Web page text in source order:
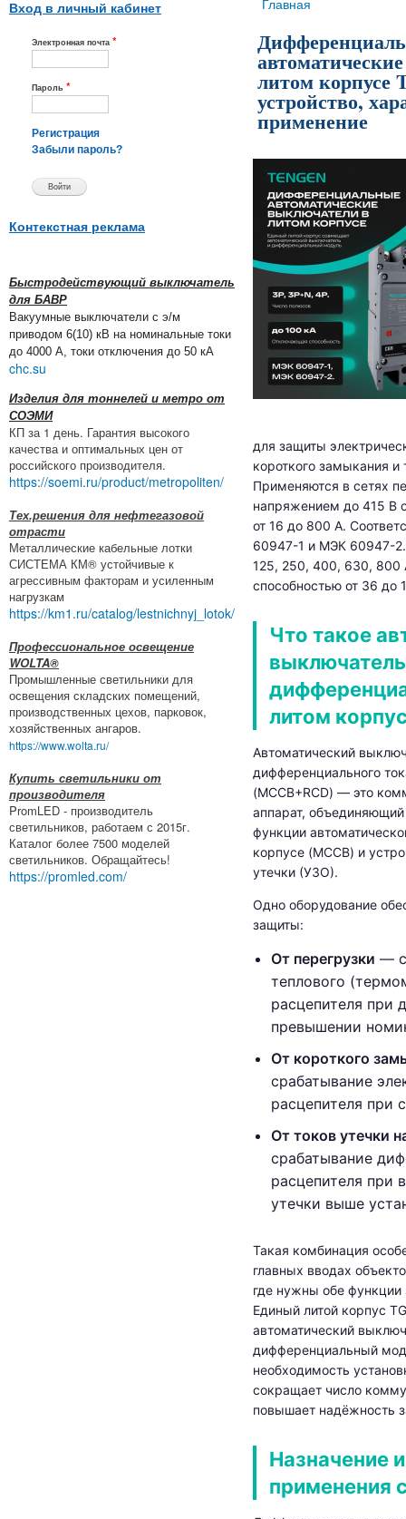
Вход в личный кабинет
Электронная почта *
Пароль *
Регистрация
Забыли пароль?
Контекстная реклама
Быстродействующий выключатель
для БАВР
Вакуумные выключатели с э/м
приводом 6(10) кВ на номинальные токи
до 4000 А, токи отключения до 50 кА
chc.su
Изделия для тоннелей и метро от
СОЭМИ
КП за 1 день. Гарантия высокого
качества и оптимальных цен от
российского производителя.
https://soemi.ru/product/metropoliten/
Тех.решения для нефтегазовой
отрасти
Металлические кабельные лотки
СИСТЕМА КМ® устойчивые к
агрессивным факторам и усиленным
нагрузкам
https://km1.ru/catalog/lestnichnyj_lotok/
Профессиональное освещение
WOLTA®
Промышленные светильники для
освещения складских помещений,
производственных цехов, парковок,
хозяйственных ангаров.
https://www.wolta.ru/
Купить светильники от
производителя
PromLED - производитель
светильников, работаем с 2015г.
Каталог более 7500 моделей
светильников. Обращайтесь!
https://promled.com/
Вы здесь
Главная
литом корпусе
устройство,
применение
для защиты
короткого замыкания и
Применяются в сетях
напряжением до 415 В
от 16 до 800 А.
60947-1 и МЭК 60947-
125, 250, 400, 630, 800
способностью от 36 до
Что такое
выключатель
литом
Автоматический
дифференциального
(MCCB+RCD) — это
аппарат,
функции
корпусе (MCCB) и
утечки (УЗО).
Одно оборудование
защиты:
От перегрузки —
теплового
расцепителя при
превышении
От короткого
срабатывание
расцепителя при
От токов утечки
срабатывание
расцепителя при
утечки выше
Такая комбинация
главных вводах
где нужны обе
Единый литой корпус
автоматический
дифференциальный
необходимость
сокращает число
повышает надёжность
Назначение
применения